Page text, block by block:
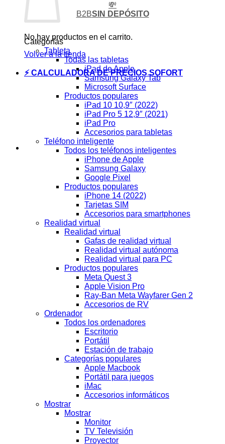
No hay productos en el carrito.
Volver a la tienda
⚡ CALCULADORA DE PRECIOS SOFORT
💸
B2BSIN DEPÓSITO
Categorías
Tableta
Todas las tabletas
iPad de Apple
Samsung Galaxy Tab
Microsoft Surface
Productos populares
iPad 10 10,9″ (2022)
iPad Pro 5 12,9″ (2021)
iPad Pro
Accesorios para tabletas
Teléfono inteligente
Todos los teléfonos inteligentes
iPhone de Apple
Samsung Galaxy
Google Pixel
Productos populares
iPhone 14 (2022)
Tarjetas SIM
Accesorios para smartphones
Realidad virtual
Realidad virtual
Gafas de realidad virtual
Realidad virtual autónoma
Realidad virtual para PC
Productos populares
Meta Quest 3
Apple Vision Pro
Ray-Ban Meta Wayfarer Gen 2
Accesorios de RV
Ordenador
Todos los ordenadores
Escritorio
Portátil
Estación de trabajo
Categorías populares
Apple Macbook
Portátil para juegos
iMac
Accesorios informáticos
Mostrar
Mostrar
Monitor
TV Televisión
Proyector